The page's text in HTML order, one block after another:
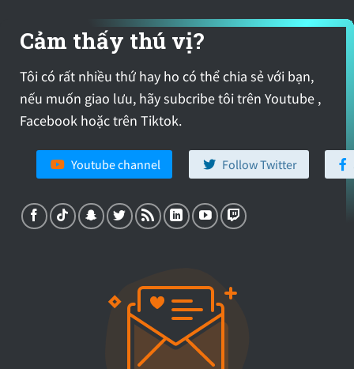
Cảm thấy thú vị?
Tôi có rất nhiều thứ hay ho có thể chia sẻ với bạn,
nếu muốn giao lưu, hãy subcribe tôi trên Youtube ,
Facebook hoặc trên Tiktok.
Youtube channel Follow Twitter